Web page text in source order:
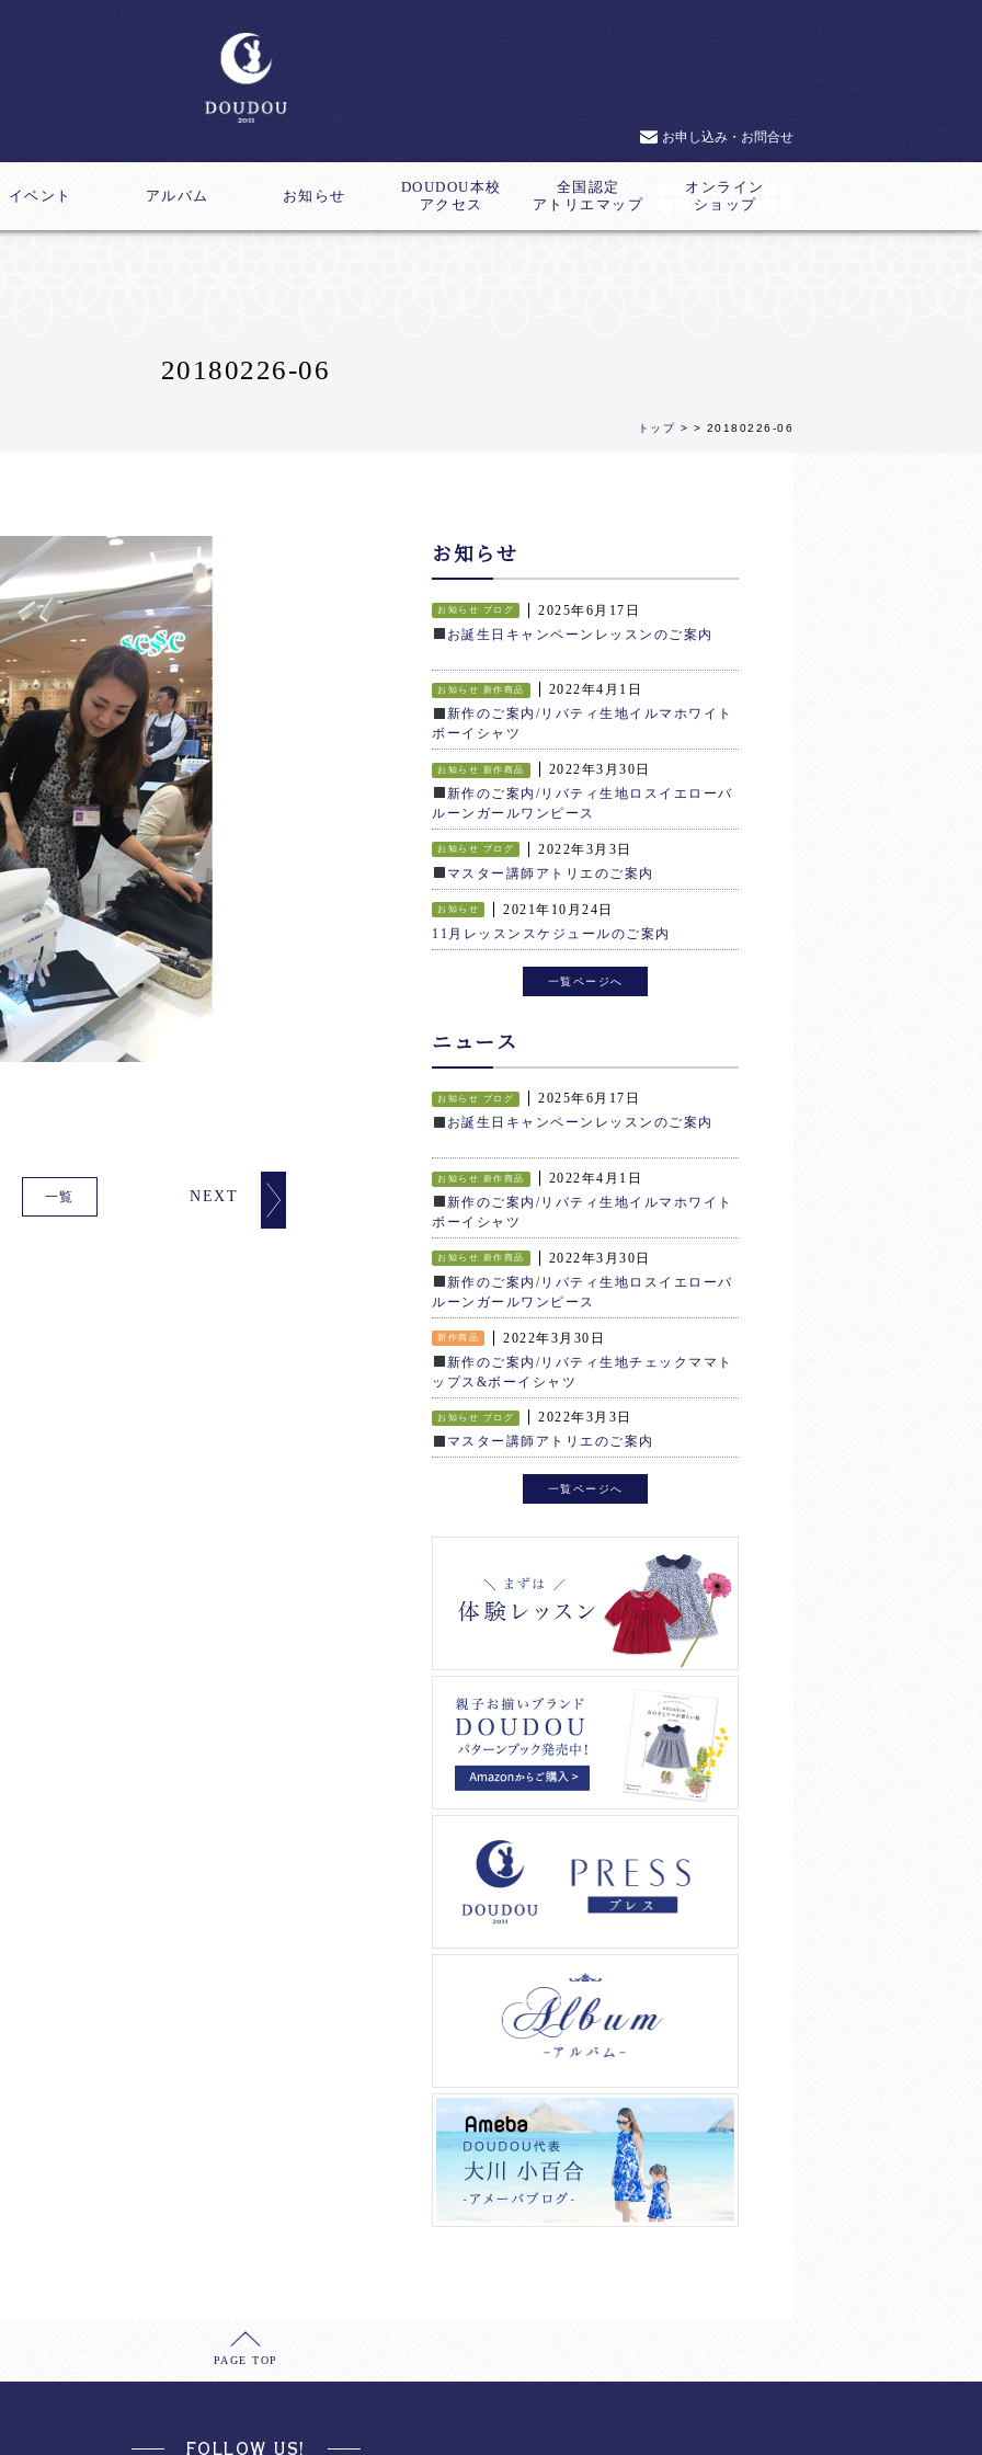
お申し込み・お問合せ
イベント アルバム お知らせ
DOUDOU本校
アクセス
全国認定
アトリエマップ
オンライン
ショップ
20180226-06
トップ > > 20180226-06
一覧 NEXT
お知らせ
お知らせ ブログ
2025年6月17日
お誕生日キャンペーンレッスンのご案内
お知らせ 新作商品
2022年4月1日
新作のご案内/リバティ生地イルマホワイト
ボーイシャツ
お知らせ 新作商品
2022年3月30日
新作のご案内/リバティ生地ロスイエローバ
ルーンガールワンピース
お知らせ ブログ
2022年3月3日
マスター講師アトリエのご案内
お知らせ
2021年10月24日
11月レッスンスケジュールのご案内
一覧ページへ
ニュース
お知らせ ブログ
2025年6月17日
お誕生日キャンペーンレッスンのご案内
お知らせ 新作商品
2022年4月1日
新作のご案内/リバティ生地イルマホワイト
ボーイシャツ
お知らせ 新作商品
2022年3月30日
新作のご案内/リバティ生地ロスイエローバ
ルーンガールワンピース
新作商品
2022年3月30日
新作のご案内/リバティ生地チェックママト
ップス&ボーイシャツ
お知らせ ブログ
2022年3月3日
マスター講師アトリエのご案内
一覧ページへ
PAGE TOP
FOLLOW US!